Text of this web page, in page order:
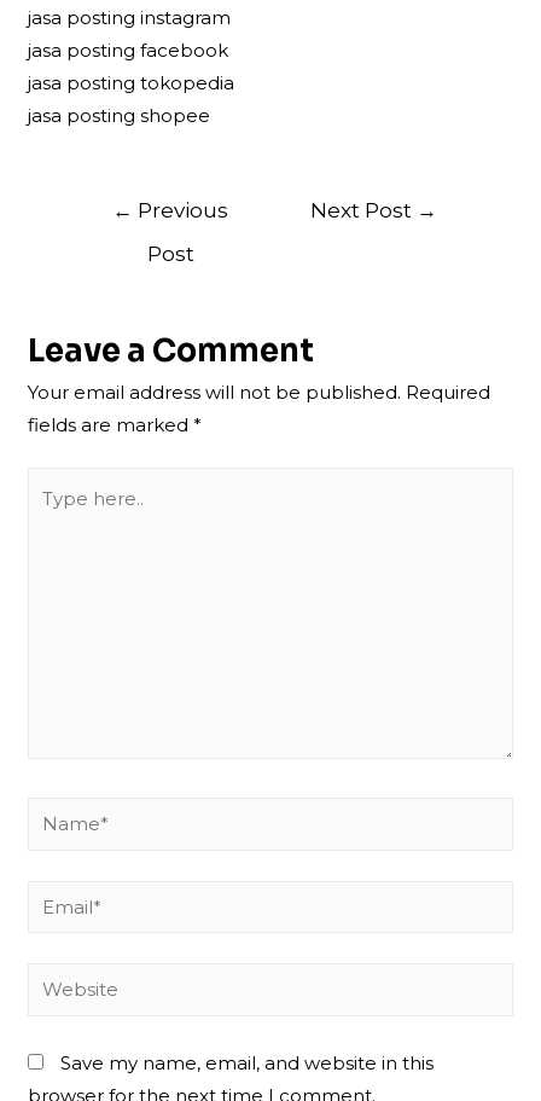
jasa posting instagram
jasa posting facebook
jasa posting tokopedia
jasa posting shopee
Post
navigation
← Previous
Post
Next Post →
Leave a Comment
Your email address will not be published. Required
fields are marked*
here..
Name*
Email*
Website
Save my name, email, and website in this
browser for the next time I comment.